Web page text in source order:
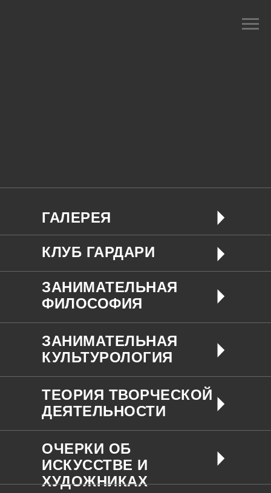
ОЧЕРКИ ОБ
ИСКУССТВЕ И
ХУДОЖНИКАХ
ТЕОРИЯ ТВОРЧЕСКОЙ
ДЕЯТЕЛЬНОСТИ
ЗАНИМАТЕЛЬНАЯ
КУЛЬТУРОЛОГИЯ
ГАЛЕРЕЯ
ЗАНИМАТЕЛЬНАЯ
ФИЛОСОФИЯ
КЛУБ ГАРДАРИ